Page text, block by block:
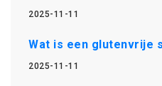
2025-11-11
Wat is een glutenvrije
2025-11-11